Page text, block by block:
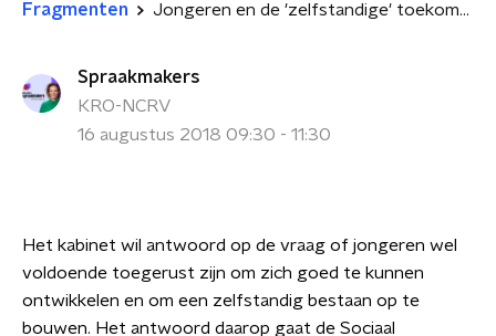
Fragmenten Jongeren en de 'zelfstandige' toekomst
Spraakmakers
KRO-NCRV
16 augustus 2018 09:30 - 11:30
Het kabinet wil antwoord op de vraag of jongeren wel
voldoende toegerust zijn om zich goed te kunnen
ontwikkelen en om een zelfstandig bestaan op te
bouwen. Het antwoord daarop gaat de Sociaal